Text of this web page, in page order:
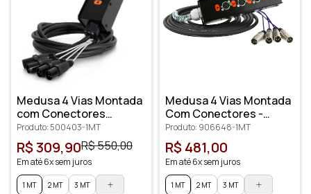
Medusa 4 Vias Montada
com Conectores
Profissionais
Produto: 500403-1MT
R$ 309,90R$ 550,00
Em até 6x sem juros
1 MT 2 MT 3 MT
Medusa 4 Vias Montada
Com Conectores -
Santo Ângelo
Produto: 906648-1MT
R$ 481,00
Em até 6x sem juros
1 MT 2 MT 3 MT